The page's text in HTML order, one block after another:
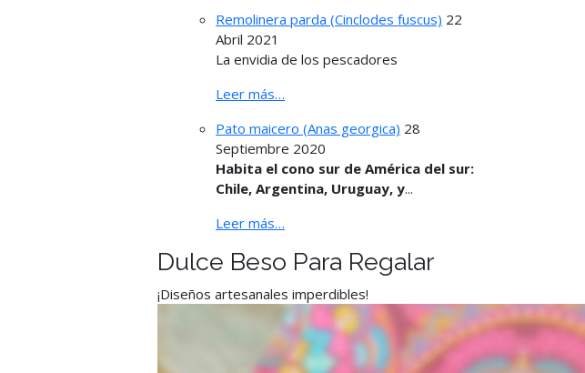
Remolinera parda (Cinclodes fuscus) 22
Abril 2021
La envidia de los pescadores
Leer más…
Pato maicero (Anas georgica) 28
Septiembre 2020
Habita el cono sur de América del sur:
Chile, Argentina, Uruguay, y...
Leer más…
Dulce Beso Para Regalar
¡Diseños artesanales imperdibles!